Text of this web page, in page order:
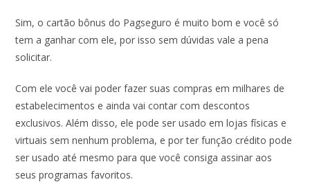
Sim, o cartão bônus do Pagseguro é muito bom e você só
tem a ganhar com ele, por isso sem dúvidas vale a pena
solicitar.
Com ele você vai poder fazer suas compras em milhares de
estabelecimentos e ainda vai contar com descontos
exclusivos. Além disso, ele pode ser usado em lojas físicas e
virtuais sem nenhum problema, e por ter função crédito pode
ser usado até mesmo para que você consiga assinar aos
seus programas favoritos.